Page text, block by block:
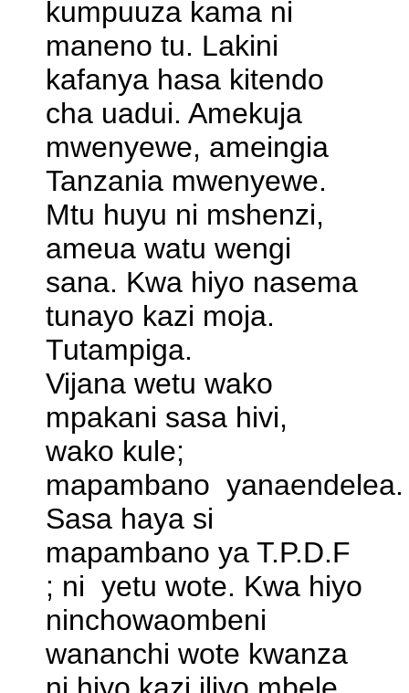
kumpuuza kama ni
maneno tu. Lakini
kafanya hasa kitendo
cha uadui. Amekuja
mwenyewe, ameingia
Tanzania mwenyewe.
Mtu huyu ni mshenzi,
ameua watu wengi
sana. Kwa hiyo nasema
tunayo kazi moja.
Tutampiga.
Vijana wetu wako
mpakani sasa hivi,
wako kule;
mapambano yanaendelea.
Sasa haya si
mapambano ya T.P.D.F
; ni yetu wote. Kwa hiyo
ninchowaombeni
wananchi wote kwanza